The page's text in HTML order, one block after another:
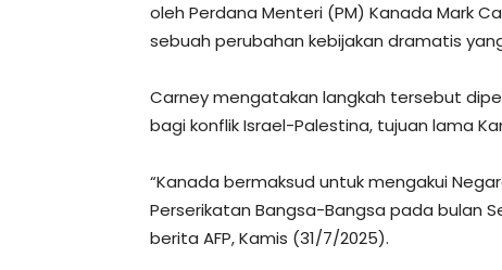
oleh Perdana Menteri (PM) Kanada Mark
sebuah perubahan kebijakan dramatis
Carney mengatakan langkah tersebut
bagi konflik Israel-Palestina, tujuan lama
“Kanada bermaksud untuk mengakui
Perserikatan Bangsa-Bangsa pada bulan
berita AFP, Kamis (31/7/2025).